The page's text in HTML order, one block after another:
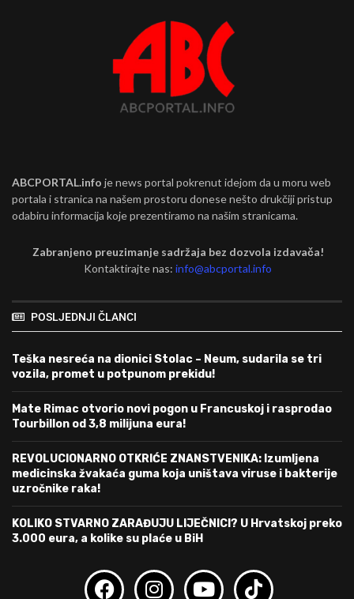
ABCPORTAL.info je news portal pokrenut idejom da u moru web
portala i stranica na našem prostoru donese nešto drukčiji pristup
odabiru informacija koje prezentiramo na našim stranicama.
Zabranjeno preuzimanje sadržaja bez dozvola izdavača!
Kontaktirajte nas:info@abcportal.info
POSLJEDNJI ČLANCI
Teška nesreća na dionici Stolac – Neum, sudarila se tri
vozila, promet u potpunom prekidu!
Mate Rimac otvorio novi pogon u Francuskoj i rasprodao
Tourbillon od 3,8 milijuna eura!
REVOLUCIONARNO OTKRIĆE ZNANSTVENIKA: Izumljena
medicinska žvakaća guma koja uništava viruse i bakterije
uzročnike raka!
KOLIKO STVARNO ZARAĐUJU LIJEČNICI? U Hrvatskoj preko
3.000 eura, a kolike su plaće u BiH